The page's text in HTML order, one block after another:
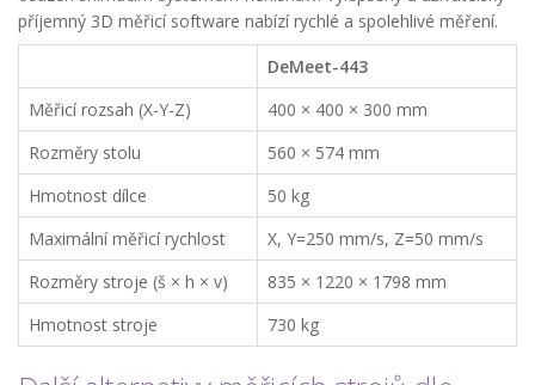
příjemný 3D měřicí software nabízí rychlé a spolehlivé měření.
DeMeet-443
Měřicí rozsah (X-Y-Z)
400 × 400 × 300 mm
Rozměry stolu
560 × 574 mm
Hmotnost dílce
50 kg
Maximální měřicí rychlost
X, Y=250 mm/s, Z=50 mm/s
Rozměry stroje (š × h × v)
835 × 1220 × 1798 mm
Hmotnost stroje
730 kg